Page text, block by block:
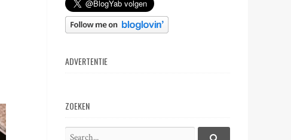
ADVERTENTIE
ZOEKEN